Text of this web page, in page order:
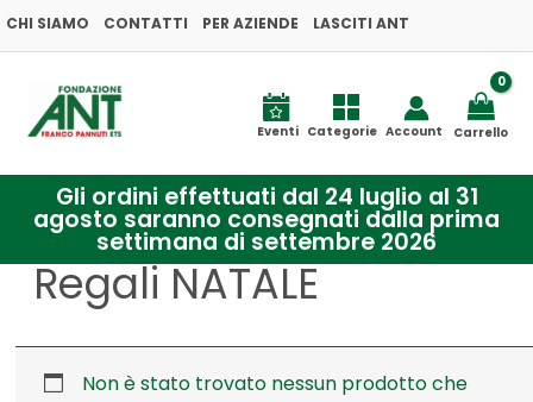
Vai
al
contenuto
CHI SIAMO CONTATTI PER AZIENDE LASCITI ANT
Eventi Categorie Account Carrello
Gli ordini effettuati dal 24 luglio al 31
agosto saranno consegnati dalla prima
settimana di settembre 2026
Regali NATALE
Non è stato trovato nessun prodotto che